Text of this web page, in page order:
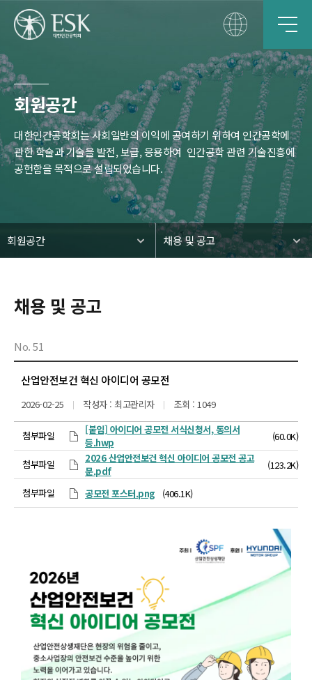
회원공간
대한인간공학회는 사회일반의 이익에 공여하기 위하여 인간공학에
관한 학술과 기술을 발전, 보급, 응용하여 인간공학 관련 기술진흥에
공헌함을 목적으로 설립되었습니다.
회원공간 채용 및 공고
채용 및 공고
No. 51
산업안전보건 혁신 아이디어 공모전
2026-02-25 작성자 : 최고관리자 조회 : 1049
첨부파일
[붙임] 아이디어 공모전 서식신청서, 동의서
등.hwp
(60.0K)
첨부파일
2026 산업안전보건 혁신 아이디어 공모전 공고
문.pdf
(123.2K)
첨부파일 공모전 포스터.png (406.1K)